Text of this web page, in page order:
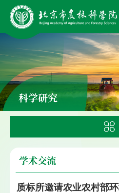
科学研究
学术交流
质标所邀请农业农村部